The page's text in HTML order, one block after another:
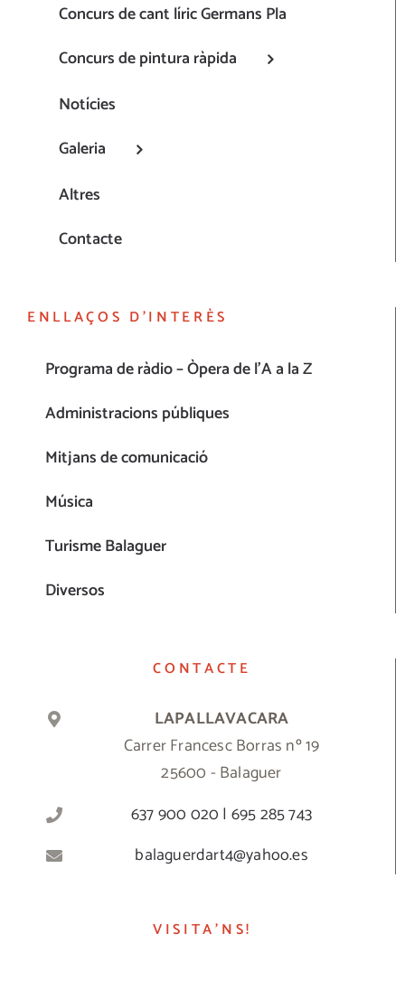
Concurs de cant líric Germans Pla
Concurs de pintura ràpida
Notícies
Galeria
Altres
Contacte
ENLLAÇOS D’INTERÈS
Programa de ràdio – Òpera de l’A a la Z
Administracions públiques
Mitjans de comunicació
Música
Turisme Balaguer
Diversos
CONTACTE
LAPALLAVACARA
Carrer Francesc Borras nº 19
25600 - Balaguer
637 900 020 | 695 285 743
balaguerdart4@yahoo.es
VISITA’NS!